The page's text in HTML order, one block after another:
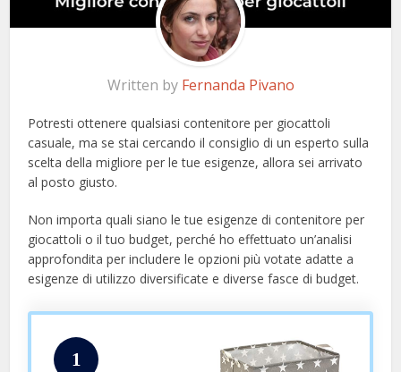
Written by Fernanda Pivano
Potresti ottenere qualsiasi contenitore per giocattoli
casuale, ma se stai cercando il consiglio di un esperto sulla
scelta della migliore per le tue esigenze, allora sei arrivato
al posto giusto.
Non importa quali siano le tue esigenze di contenitore per
giocattoli o il tuo budget, perché ho effettuato un’analisi
approfondita per includere le opzioni più votate adatte a
esigenze di utilizzo diversificate e diverse fasce di budget.
1